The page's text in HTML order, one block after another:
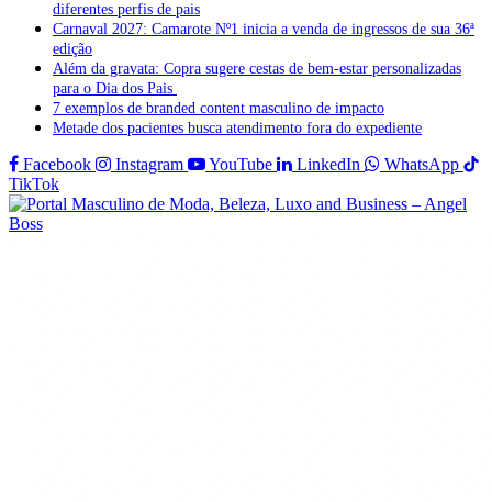
diferentes perfis de pais
Carnaval 2027: Camarote Nº1 inicia a venda de ingressos de sua 36ª
edição
Além da gravata: Copra sugere cestas de bem-estar personalizadas
para o Dia dos Pais
7 exemplos de branded content masculino de impacto
Metade dos pacientes busca atendimento fora do expediente
Facebook Instagram YouTube LinkedIn
WhatsApp
TikTok